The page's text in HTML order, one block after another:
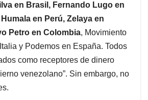
en Brasil, Fernando Lugo en
en Perú, Zelaya en
Petro en Colombia, Movimiento
y Podemos en España. Todos
como receptores de dinero
venezolano”. Sin embargo, no